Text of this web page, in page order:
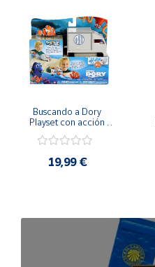
Buscando a Dory
Playset con acción
blanco
19,99 €